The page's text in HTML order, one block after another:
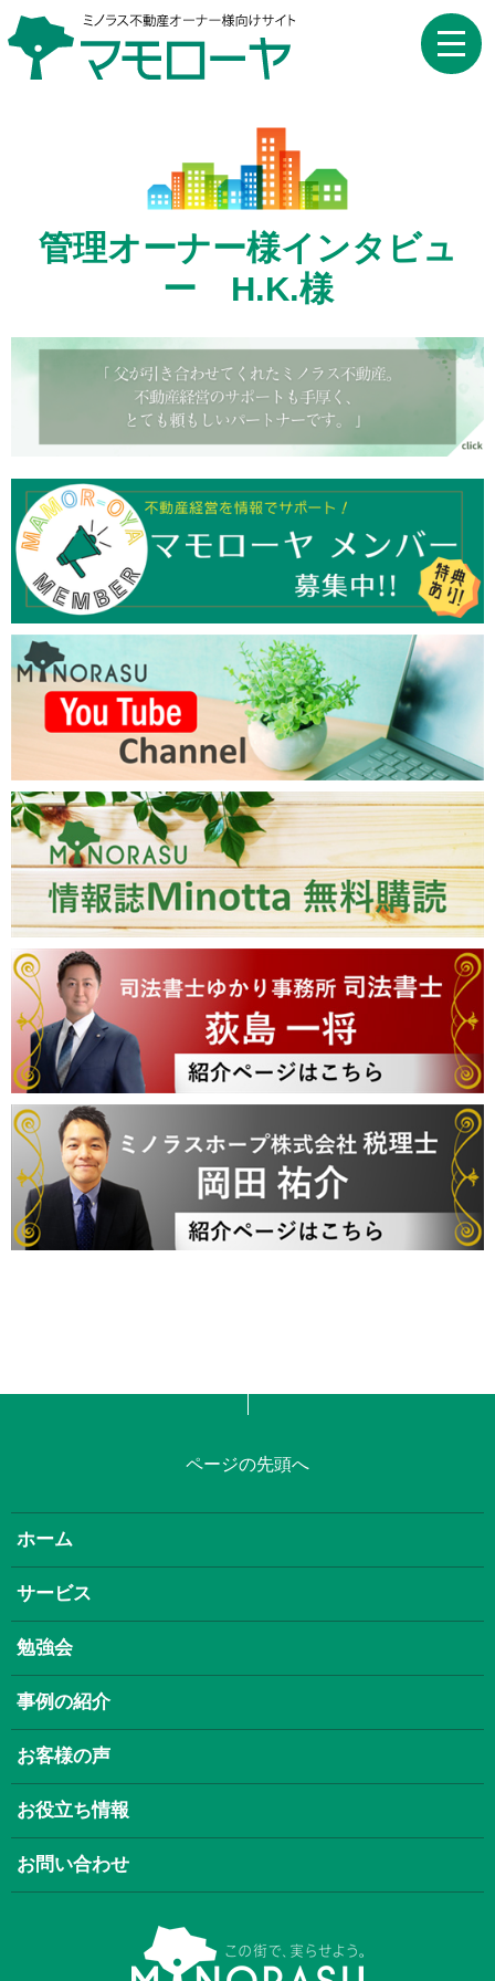
toggle
管理オーナー様インタビュ
ー H.K.様
ページの先頭へ
ホーム
サービス
勉強会
事例の紹介
お客様の声
お役立ち情報
お問い合わせ